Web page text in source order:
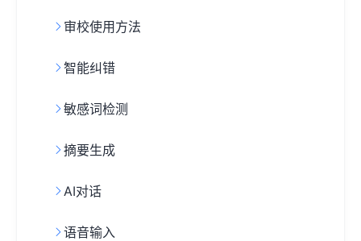
审校使用方法
智能纠错
敏感词检测
摘要生成
AI对话
语音输入